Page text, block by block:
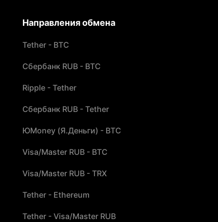
Направления обмена
Tether - BTC
Сбербанк RUB - BTC
Ripple - Tether
Сбербанк RUB - Tether
ЮMoney (Я.Деньги) - BTC
Visa/Master RUB - BTC
Visa/Master RUB - TRX
Tether - Ethereum
Tether - Visa/Master RUB